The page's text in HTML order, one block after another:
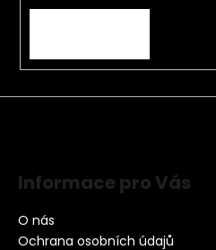
Informace pro Vás
O nás
Ochrana osobních údajů